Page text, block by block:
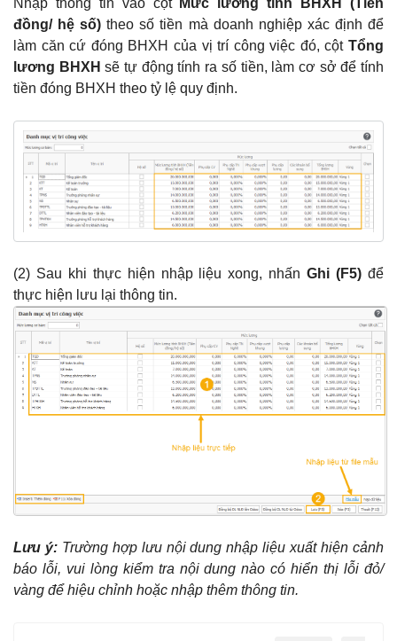
Nhập thông tin vào cột Mức lương tính BHXH (Tiền
đồng/ hệ số) theo số tiền mà doanh nghiệp xác định để
làm căn cứ đóng BHXH của vị trí công việc đó, cột Tổng
lương BHXH sẽ tự động tính ra số tiền, làm cơ sở để tính
tiền đóng BHXH theo tỷ lệ quy định.
(2) Sau khi thực hiện nhập liệu xong, nhấn Ghi (F5) để
thực hiện lưu lại thông tin.
Lưu ý: Trường hợp lưu nội dung nhập liệu xuất hiện cảnh
báo lỗi, vui lòng kiểm tra nội dung nào có hiển thị lỗi đỏ/
vàng để hiệu chỉnh hoặc nhập thêm thông tin.